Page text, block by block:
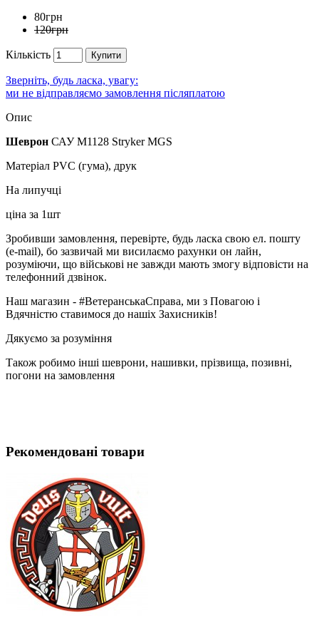
80грн
120грн
Кількість Купити
Зверніть, будь ласка, увагу:
ми не відправляємо замовлення післяплатою
Опис
Шеврон САУ M1128 Stryker MGS
Матеріал PVC (гума), друк
На липучці
ціна за 1шт
Зробивши замовлення, перевірте, будь ласка свою ел. пошту
(e-mail), бо зазвичай ми висилаємо рахунки он лайн,
розуміючи, що військові не завжди мають змогу відповісти на
телефонний дзвінок.
Наш магазин - #ВетеранськаСправа, ми з Повагою і
Вдячністю ставимося до нашіх Захисників!
Дякуємо за розуміння
Також робимо інші шеврони, нашивки, прізвища, позивні,
погони на замовлення
Рекомендовані товари